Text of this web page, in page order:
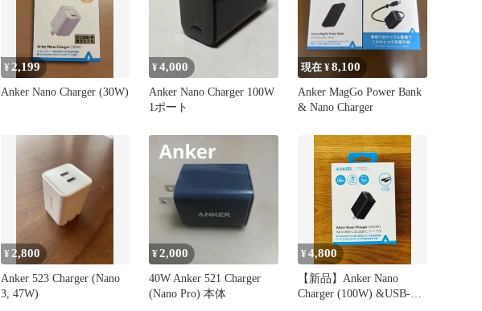
¥ 2,199
Anker Nano Charger (30W)
¥4,000
Anker Nano Charger 100W
1ポート
現在 ¥8,100
Anker MagGo Power Bank
& Nano Charger
¥ 2,800
Anker 523 Charger (Nano
3, 47W)
¥2,000
40W Anker 521 Charger
(Nano Pro) 本体
¥4,800
【新品】Anker Nano
Charger (100W) &USB-C